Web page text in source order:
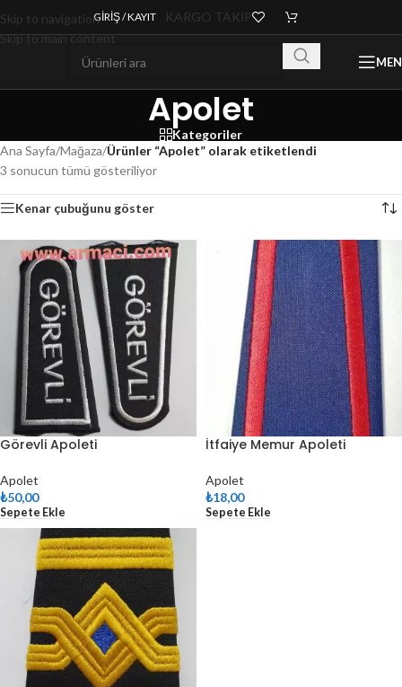
Skip to navigation
Skip to main content
GIRIŞ / KAYIT KARGO TAKİP
Apolet
Kategoriler
Ana Sayfa/Mağaza/Ürünler “Apolet” olarak etiketlendi
3 sonucun tümü gösteriliyor
Kenar çubuğunu göster
Görevli Apoleti
Apolet
₺50,00
Sepete Ekle
İtfaiye Memur Apoleti
Apolet
₺18,00
Sepete Ekle